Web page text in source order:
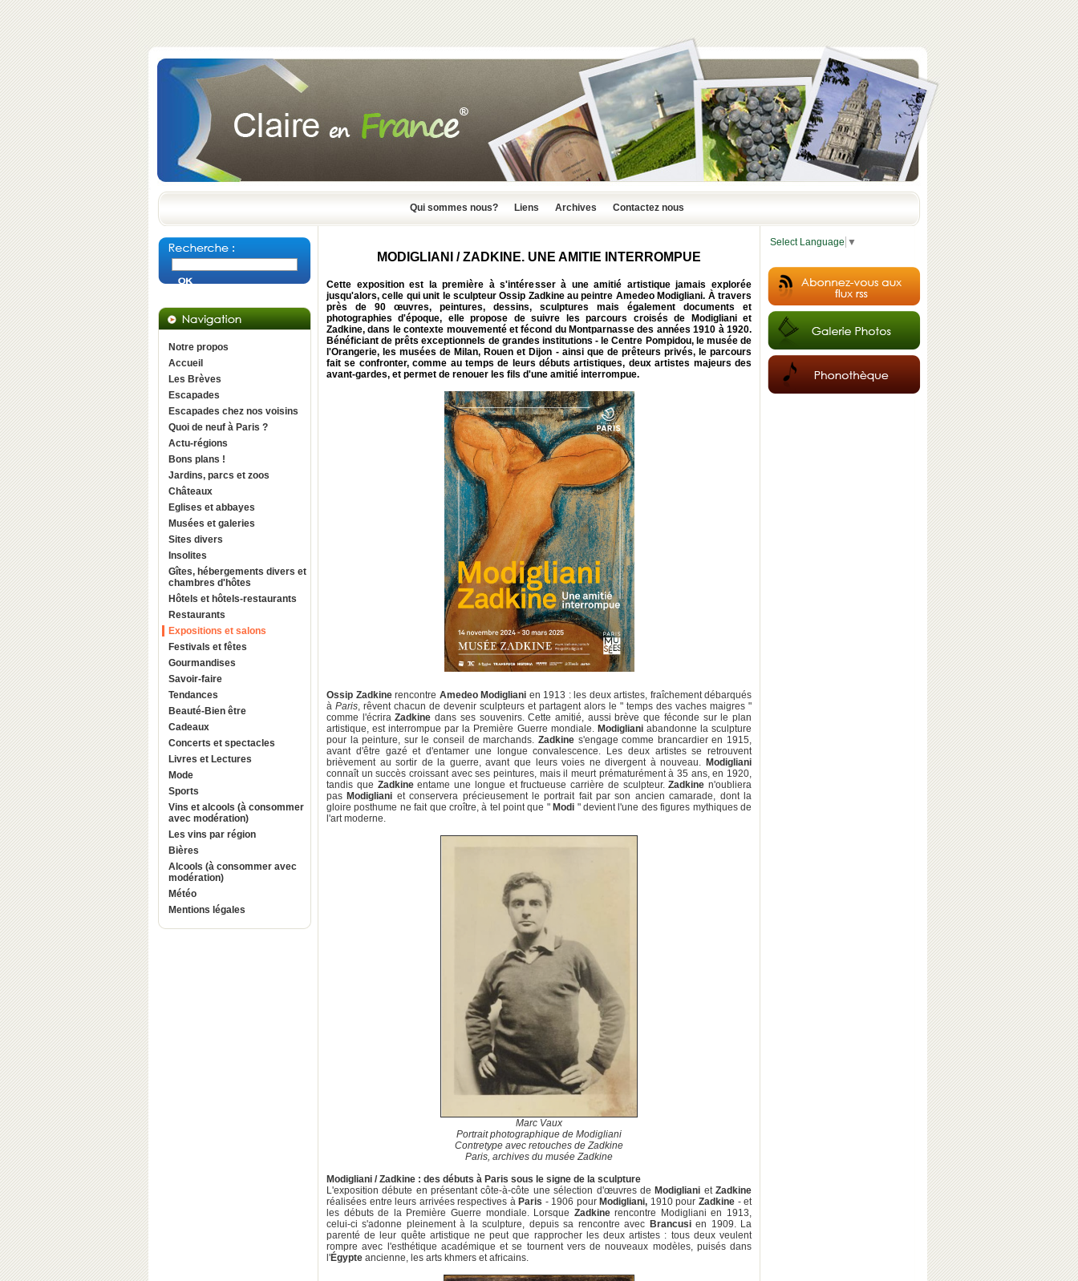
Qui sommes nous? Liens Archives Contactez nous
Notre propos
Accueil
Les Brèves
Escapades
Escapades chez nos voisins
Quoi de neuf à Paris ?
Actu-régions
Bons plans !
Jardins, parcs et zoos
Châteaux
Eglises et abbayes
Musées et galeries
Sites divers
Insolites
Gîtes, hébergements divers et
chambres d'hôtes
Hôtels et hôtels-restaurants
Restaurants
Expositions et salons
Festivals et fêtes
Gourmandises
Savoir-faire
Tendances
Beauté-Bien être
Cadeaux
Concerts et spectacles
Livres et Lectures
Mode
Sports
Vins et alcools (à consommer
avec modération)
Les vins par région
Bières
Alcools (à consommer avec
modération)
Météo
Mentions légales
MODIGLIANI / ZADKINE. UNE AMITIE INTERROMPUE
Cette exposition est la première à s'intéresser à une amitié artistique jamais explorée
jusqu'alors, celle qui unit le sculpteur Ossip Zadkine au peintre Amedeo Modigliani. À travers
près de 90 œuvres, peintures, dessins, sculptures mais également documents et
photographies d'époque, elle propose de suivre les parcours croisés de Modigliani et
Zadkine, dans le contexte mouvementé et fécond du Montparnasse des années 1910 à 1920.
Bénéficiant de prêts exceptionnels de grandes institutions - le Centre Pompidou, le musée de
l'Orangerie, les musées de Milan, Rouen et Dijon - ainsi que de prêteurs privés, le parcours
fait se confronter, comme au temps de leurs débuts artistiques, deux artistes majeurs des
avant-gardes, et permet de renouer les fils d'une amitié interrompue.
Ossip Zadkinerencontre Amedeo Modigliani en 1913 : les deux artistes, fraîchement débarqués
à Paris, rêvent chacun de devenir sculpteurs et partagent alors le " temps des vaches maigres "
comme l'écriraZadkine dans ses souvenirs. Cette amitié, aussi brève que féconde sur le plan
artistique, est interrompue par la Première Guerre mondiale. Modiglianiabandonne la sculpture
pour la peinture, sur le conseil de marchands. Zadkines'engage comme brancardier en 1915,
avant d'être gazé et d'entamer une longue convalescence. Les deux artistes se retrouvent
brièvement au sortir de la guerre, avant que leurs voies ne divergent à nouveau. Modigliani
connaît un succès croissant avec ses peintures, mais il meurt prématurément à 35 ans, en 1920,
tandis que Zadkineentame une longue et fructueuse carrière de sculpteur.Zadkine n'oubliera
pas Modigliani et conservera précieusement le portrait fait par son ancien camarade, dont la
gloire posthume ne fait que croître, à tel point que " Modi " devient l'une des figures mythiques de
l'art moderne.
Marc Vaux
Portrait photographique de Modigliani
Contretype avec retouches de Zadkine
Paris, archives du musée Zadkine
Modigliani / Zadkine : des débuts à Paris sous le signe de la sculpture
L'exposition débute en présentant côte-à-côte une sélection d'œuvres de Modigliani etZadkine
réalisées entre leurs arrivées respectives à Paris - 1906 pour Modigliani, 1910 pour Zadkine- et
les débuts de la Première Guerre mondiale. Lorsque Zadkinerencontre Modigliani en 1913,
celui-ci s'adonne pleinement à la sculpture, depuis sa rencontre avec Brancusien 1909. La
parenté de leur quête artistique ne peut que rapprocher les deux artistes : tous deux veulent
rompre avec l'esthétique académique et se tournent vers de nouveaux modèles, puisés dans
l'Égypte ancienne, les arts khmers et africains.
Select Language ▼